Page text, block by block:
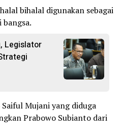
bihalal digunakan sebagai
Legislator
Mujani yang diduga
Prabowo Subianto dari